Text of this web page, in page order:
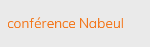
conférence Nabeul